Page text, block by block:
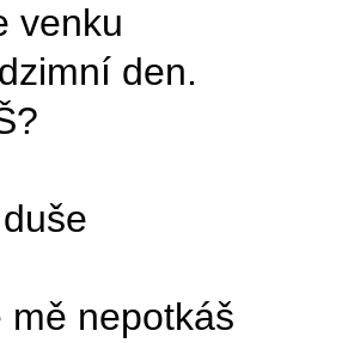
venku
den.
mě nepotkáš